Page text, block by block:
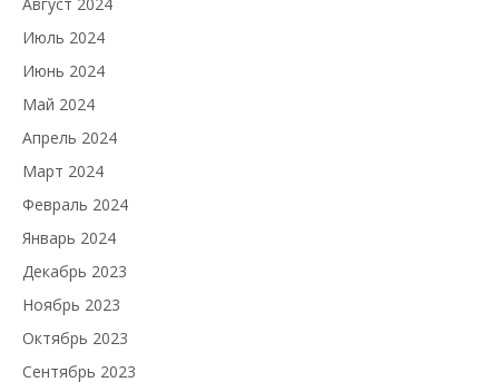
Июль 2024
Июнь 2024
Май 2024
Апрель 2024
Март 2024
Февраль 2024
Январь 2024
Декабрь 2023
Ноябрь 2023
Октябрь 2023
Сентябрь 2023